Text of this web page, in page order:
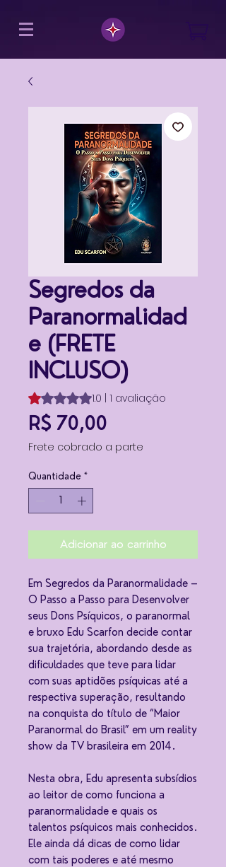
Segredos da
Paranormalidad
e (FRETE
INCLUSO)
A classificação é 1.0 de 5 estrelas
1.0 | 1 avaliação
R$ 70,00Preço
Frete cobrado a parte
Quantidade *
Adicionar ao carrinho
Em Segredos da Paranormalidade –
O Passo a Passo para Desenvolver
seus Dons Psíquicos, o paranormal
e bruxo Edu Scarfon decide contar
sua trajetória, abordando desde as
dificuldades que teve para lidar
com suas aptidões psíquicas até a
respectiva superação, resultando
na conquista do título de “Maior
Paranormal do Brasil” em um reality
show da TV brasileira em 2014.
Nesta obra, Edu apresenta subsídios
ao leitor de como funciona a
paranormalidade e quais os
talentos psíquicos mais conhecidos.
Ele ainda dá dicas de como lidar
com tais poderes e até mesmo